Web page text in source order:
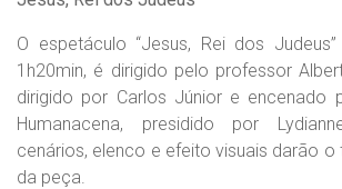
O espetáculo “Jesus, Rei dos
1h20min, é dirigido pelo professor
dirigido por Carlos Júnior e encenado
Humanacena, presidido por
cenários, elenco e efeito visuais darão
da peça.